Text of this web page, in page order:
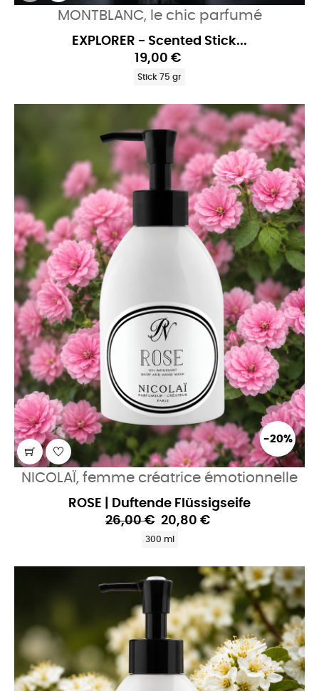
MONTBLANC, le chic parfumé
EXPLORER - Scented Stick...
19,00 €
Stick 75 gr
-20%
NICOLAÏ, femme créatrice émotionnelle
ROSE | Duftende Flüssigseife
26,00 € 20,80 €
300 ml